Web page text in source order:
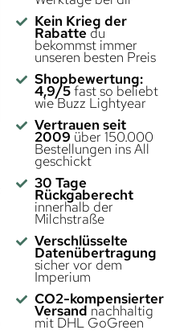
Kein Krieg der
Rabatte du
bekommst immer
unseren besten Preis
Shopbewertung:
4,9/5fast so beliebt
wie Buzz Lightyear
Vertrauen seit
2009 über 150.000
Bestellungen ins All
geschickt
30 Tage
Rückgaberecht
innerhalb der
Milchstraße
Verschlüsselte
Datenübertragung
sicher vor dem
Imperium
CO2-kompensierter
Versand nachhaltig
mit DHL GoGreen